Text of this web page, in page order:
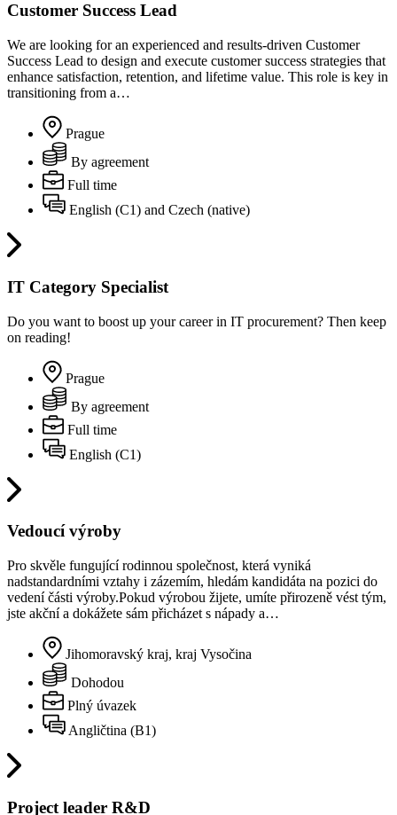
Customer Success Lead
We are looking for an experienced and results-driven Customer
Success Lead to design and execute customer success strategies that
enhance satisfaction, retention, and lifetime value. This role is key in
transitioning from a…
Prague
By agreement
Full time
English (C1) and Czech (native)
IT Category Specialist
Do you want to boost up your career in IT procurement? Then keep
on reading!
Prague
By agreement
Full time
English (C1)
Vedoucí výroby
Pro skvěle fungující rodinnou společnost, která vyniká
nadstandardními vztahy i zázemím, hledám kandidáta na pozici do
vedení části výroby.Pokud výrobou žijete, umíte přirozeně vést tým,
jste akční a dokážete sám přicházet s nápady a…
Jihomoravský kraj, kraj Vysočina
Dohodou
Plný úvazek
Angličtina (B1)
Project leader R&D